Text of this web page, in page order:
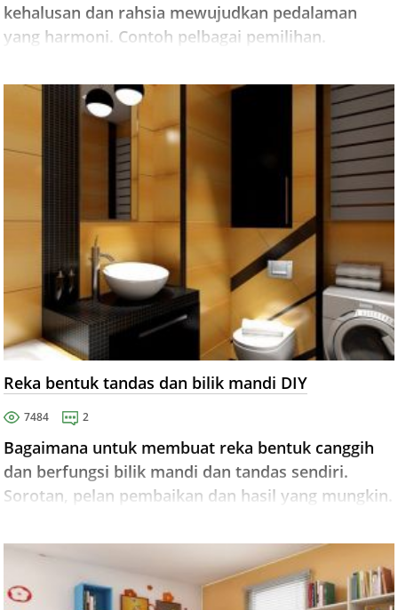
kehalusan dan rahsia mewujudkan pedalaman
yang harmoni. Contoh pelbagai pemilihan.
Reka bentuk tandas dan bilik mandi DIY
7484 2
Bagaimana untuk membuat reka bentuk canggih
dan berfungsi bilik mandi dan tandas sendiri.
Sorotan, pelan pembaikan dan hasil yang mungkin.